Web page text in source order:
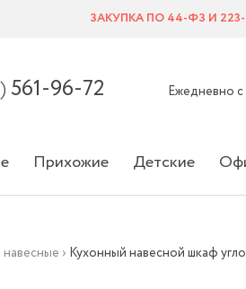
ЗАКУПКА ПО 44-ФЗ И
561-96-72 Ежедневно
Прихожие Детские
› Кухонный навесной шкаф